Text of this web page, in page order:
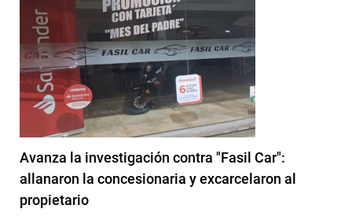
Avanza la investigación contra "Fasil Car":
allanaron la concesionaria y excarcelaron al
propietario